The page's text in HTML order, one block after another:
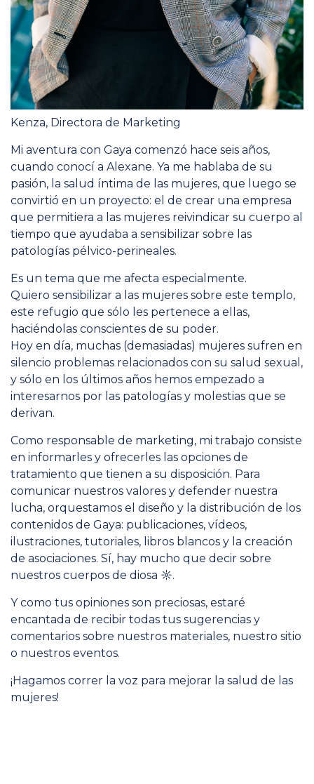
Kenza, Directora de Marketing
Mi aventura con Gaya comenzó hace seis años,
cuando conocí a Alexane. Ya me hablaba de su
pasión, la salud íntima de las mujeres, que luego se
convirtió en un proyecto: el de crear una empresa
que permitiera a las mujeres reivindicar su cuerpo al
tiempo que ayudaba a sensibilizar sobre las
patologías pélvico-perineales.
Es un tema que me afecta especialmente.
Quiero sensibilizar a las mujeres sobre este templo,
este refugio que sólo les pertenece a ellas,
haciéndolas conscientes de su poder.
Hoy en día, muchas (demasiadas) mujeres sufren en
silencio problemas relacionados con su salud sexual,
y sólo en los últimos años hemos empezado a
interesarnos por las patologías y molestias que se
derivan.
Como responsable de marketing, mi trabajo consiste
en informarles y ofrecerles las opciones de
tratamiento que tienen a su disposición. Para
comunicar nuestros valores y defender nuestra
lucha, orquestamos el diseño y la distribución de los
contenidos de Gaya: publicaciones, vídeos,
ilustraciones, tutoriales, libros blancos y la creación
de asociaciones. Sí, hay mucho que decir sobre
nuestros cuerpos de diosa ☼.
Y como tus opiniones son preciosas, estaré
encantada de recibir todas tus sugerencias y
comentarios sobre nuestros materiales, nuestro sitio
o nuestros eventos.
¡Hagamos correr la voz para mejorar la salud de las
mujeres!